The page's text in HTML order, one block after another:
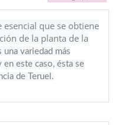
esencial que se obtiene
de la planta de la
una variedad más
en este caso, ésta se
de Teruel.